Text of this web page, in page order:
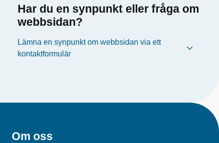
Har du en synpunkt eller fråga om
webbsidan?
Lämna en synpunkt om webbsidan via ett
kontaktformulär
Om oss